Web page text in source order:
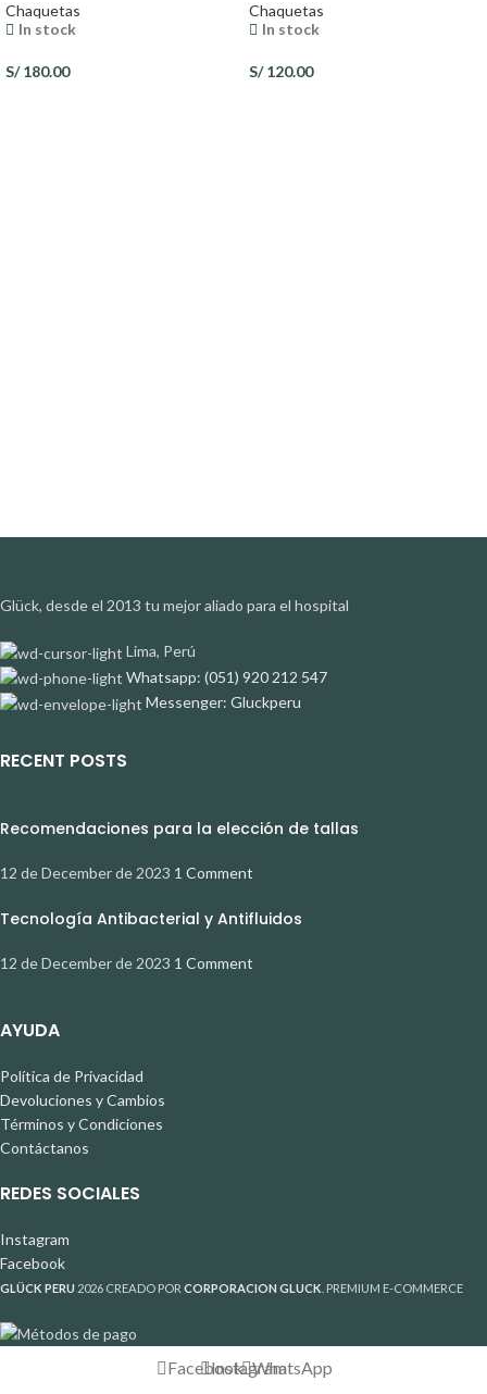
Chaquetas
In stock
S/180.00
Chaquetas
In stock
S/120.00
Glück, desde el 2013 tu mejor aliado para el hospital
Lima, Perú
Whatsapp: (051) 920 212 547
Messenger: Gluckperu
RECENT POSTS
Recomendaciones para la elección de tallas
12 de December de 2023 1 Comment
Tecnología Antibacterial y Antifluidos
12 de December de 2023 1 Comment
AYUDA
Política de Privacidad
Devoluciones y Cambios
Términos y Condiciones
Contáctanos
REDES SOCIALES
Instagram
Facebook
GLÜCK PERU 2026 CREADO POR CORPORACION GLUCK . PREMIUM E-COMMERCE
FacebookInstagramWhatsApp